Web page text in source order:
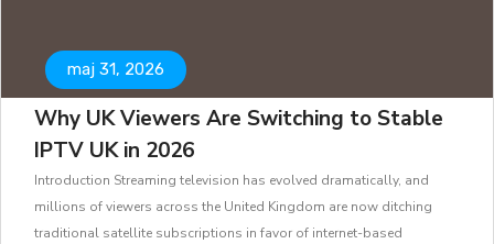
maj 31, 2026
Why UK Viewers Are Switching to Stable
IPTV UK in 2026
Introduction Streaming television has evolved dramatically, and
millions of viewers across the United Kingdom are now ditching
traditional satellite subscriptions in favor of internet-based